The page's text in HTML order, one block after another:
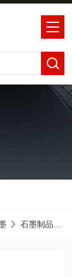
石墨制品